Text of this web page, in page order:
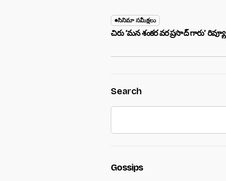
సినిమా సమీక్షలు
చిరు ‘మ‌న శంక‌ర వ‌ర ప్ర‌సాద్ గారు’ రివ్యూ
Search
Gossips